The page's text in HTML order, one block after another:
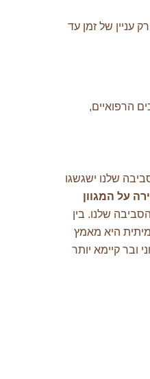
​​עניין של זמן עד
הרפואיים,
שלנו ישגשגו
על המגוון
שלנו. בין
היא מאמץ